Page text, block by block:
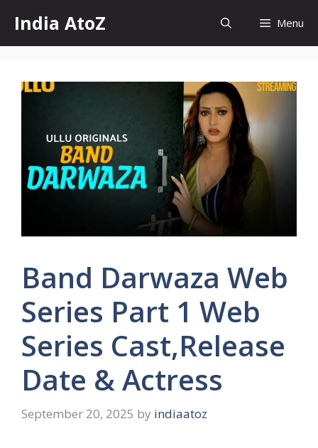
content
India AtoZ Menu
Band Darwaza Web
Series Part 1 Web
Series Cast,Release
Date & Actress
September 20, 2025 by indiaatoz